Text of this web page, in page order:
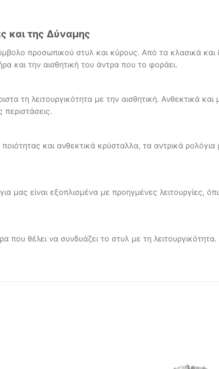
και της Δύναμης
προσωπικού στυλ και κύρους. Από τα κλασικά
και την αισθητική του άντρα που το φοράει.
τη λειτουργικότητα με την αισθητική. Ανθεκτικά
περιστάσεις.
και ανθεκτικά κρύσταλλα, τα αντρικά
μας είναι εξοπλισμένα με προηγμένες λειτουργίες,
που θέλει να συνδυάζει το στυλ με τη